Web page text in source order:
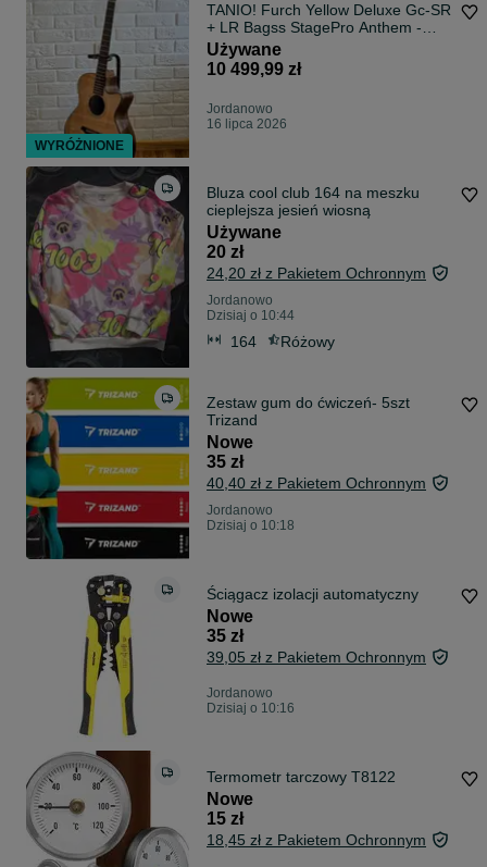
TANIO! Furch Yellow Deluxe Gc-SR
+ LR Bagss StagePro Anthem -
gitara elektroakustyczna z
futerałem
Używane
10 499,99 zł
Jordanowo
16 lipca 2026
Bluza cool club 164 na meszku
cieplejsza jesień wiosną
Używane
20 zł
24,20 zł z Pakietem Ochronnym
Jordanowo
Dzisiaj o 10:44
164 Różowy
Zestaw gum do ćwiczeń- 5szt
Trizand
Nowe
35 zł
40,40 zł z Pakietem Ochronnym
Jordanowo
Dzisiaj o 10:18
Ściągacz izolacji automatyczny
Nowe
35 zł
39,05 zł z Pakietem Ochronnym
Jordanowo
Dzisiaj o 10:16
Termometr tarczowy T8122
Nowe
15 zł
18,45 zł z Pakietem Ochronnym
WYRÓŻNIONE